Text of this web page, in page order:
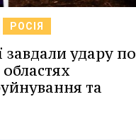
РОСІЯ
завдали удару по
та